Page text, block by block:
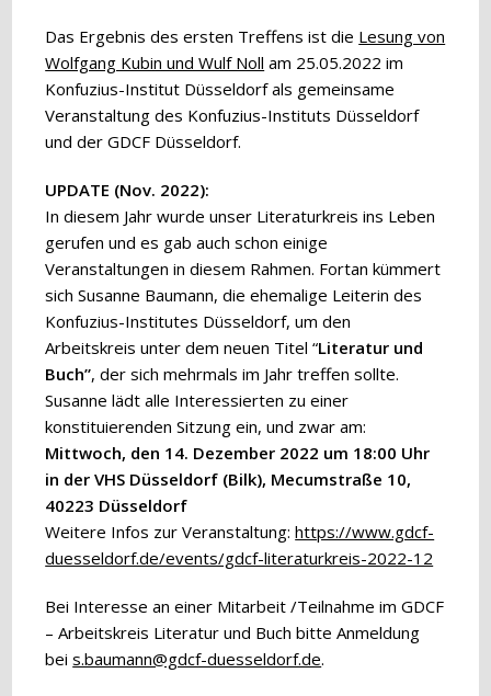
Das Ergebnis des ersten Treffens ist die Lesung von
Wolfgang Kubin und Wulf Noll am 25.05.2022 im
Konfuzius-Institut Düsseldorf als gemeinsame
Veranstaltung des Konfuzius-Instituts Düsseldorf
und der GDCF Düsseldorf.
UPDATE (Nov. 2022):
In diesem Jahr wurde unser Literaturkreis ins Leben
gerufen und es gab auch schon einige
Veranstaltungen in diesem Rahmen. Fortan kümmert
sich Susanne Baumann, die ehemalige Leiterin des
Konfuzius-Institutes Düsseldorf, um den
Arbeitskreis unter dem neuen Titel “Literatur und
Buch”, der sich mehrmals im Jahr treffen sollte.
Susanne lädt alle Interessierten zu einer
konstituierenden Sitzung ein, und zwar am:
Mittwoch, den 14. Dezember 2022 um 18:00 Uhr
in der VHS Düsseldorf (Bilk), Mecumstraße 10,
40223 Düsseldorf
Weitere Infos zur Veranstaltung:https://www.gdcf-
duesseldorf.de/events/gdcf-literaturkreis-2022-12
Bei Interesse an einer Mitarbeit /Teilnahme im GDCF
– Arbeitskreis Literatur und Buch bitte Anmeldung
beis.baumann@gdcf-duesseldorf.de.